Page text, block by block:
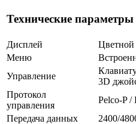
Технические параметры
Дисплей
Меню
Управление
3D
Протокол
управления
Pelco-P /
Передача данных
2400/